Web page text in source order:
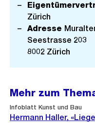
Zürich
Adresse
Seestrasse 203
8002 Zürich
Mehr zum
Infoblatt Kunst und Bau
Hermann Haller,